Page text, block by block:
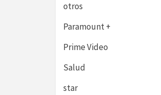
otros
Paramount +
Prime Video
Salud
star